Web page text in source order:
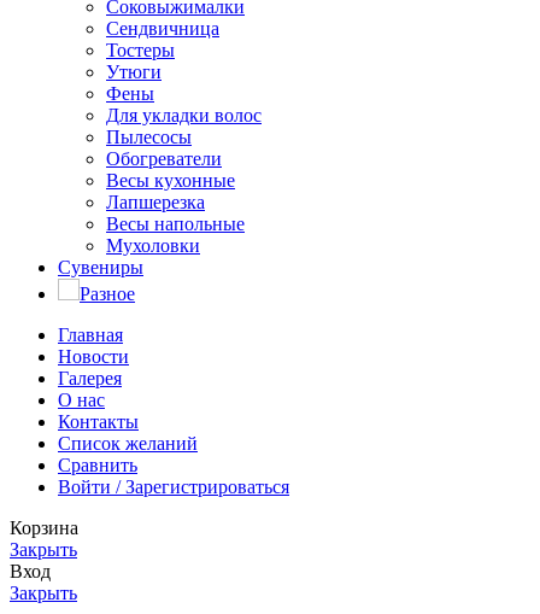
Соковыжималки
Сендвичница
Тостеры
Утюги
Фены
Для укладки волос
Пылесосы
Обогреватели
Весы кухонные
Лапшерезка
Весы напольные
Мухоловки
Сувениры
Разное
Главная
Новости
Галерея
О нас
Контакты
Список желаний
Сравнить
Войти / Зарегистрироваться
Корзина
Закрыть
Вход
Закрыть